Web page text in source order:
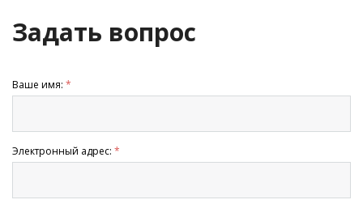
Задать вопрос
Ваше имя: *
Электронный адрес: *